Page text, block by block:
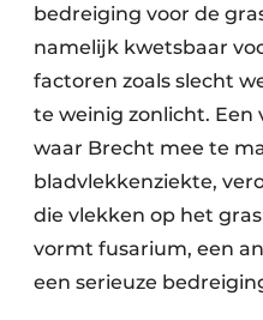
bedreiging voor de
namelijk kwetsbaar
factoren zoals slecht
te weinig zonlicht. Een
waar Brecht mee te
bladvlekkenziekte,
die vlekken op het
vormt fusarium, een
een serieuze